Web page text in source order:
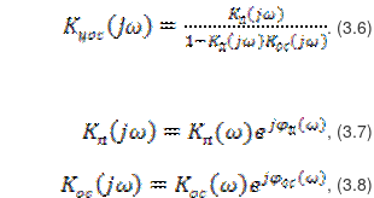
. (3.6)
, (3.7)
, (3.8)